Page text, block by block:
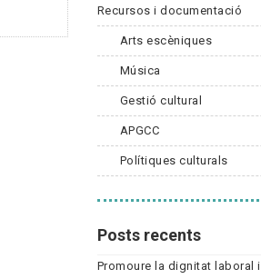
Recursos i documentació
Arts escèniques
Música
Gestió cultural
APGCC
Polítiques culturals
Posts recents
Promoure la dignitat laboral i